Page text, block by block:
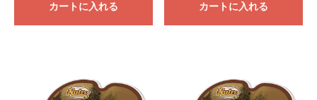
カートに入れる カートに入れる